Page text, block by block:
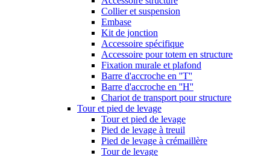
Collier et suspension
Embase
Kit de jonction
Accessoire spécifique
Accessoire pour totem en structure
Fixation murale et plafond
Barre d'accroche en ''T''
Barre d'accroche en ''H''
Chariot de transport pour structure
Tour et pied de levage
Tour et pied de levage
Pied de levage à treuil
Pied de levage à crémaillère
Tour de levage